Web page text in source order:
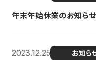
年末年始休業のお知らせ
2023.12.25 お知ら